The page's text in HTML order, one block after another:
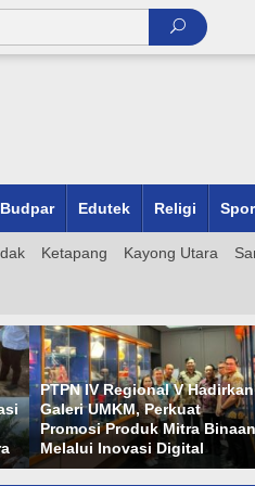
Budpar Edutek Religi
Ketapang Kayong Utara
Proyek Turap di Gang
Bentasan II Pontianak Utara
Disorot, Dibangun di Atas
Lahan Gambut Tanpa Parit